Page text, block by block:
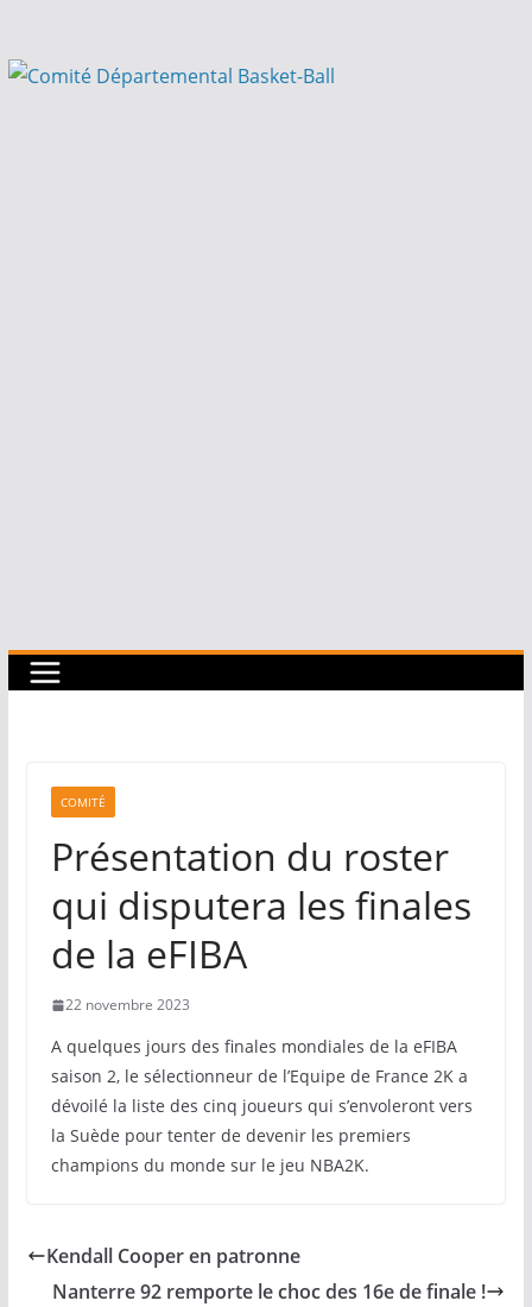
au
COMITÉ
Présentation du roster
qui disputera les finales
de la eFIBA
22 novembre 2023
A quelques jours des finales mondiales de la eFIBA
saison 2, le sélectionneur de l’Equipe de France 2K a
dévoilé la liste des cinq joueurs qui s’envoleront vers
la Suède pour tenter de devenir les premiers
champions du monde sur le jeu NBA2K.
Kendall Cooper en patronne
Nanterre 92 remporte le choc des 16e de finale !